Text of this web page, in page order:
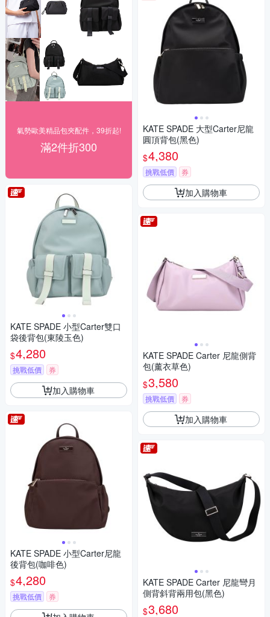
氣勢歐美精品包夾配件，39折起!
滿2件折300
KATE SPADE 小型Carter雙口
袋後背包(東陵玉色)
$4,280
挑戰低價 券
加入購物車
KATE SPADE 小型Carter尼龍
後背包(咖啡色)
$4,280
挑戰低價 券
KATE SPADE 大型Carter尼龍
圓頂背包(黑色)
$4,380
挑戰低價 券
加入購物車
KATE SPADE Carter 尼龍側背
包(薰衣草色)
$3,580
挑戰低價 券
加入購物車
KATE SPADE Carter 尼龍彎月
側背斜背兩用包(黑色)
$3,680